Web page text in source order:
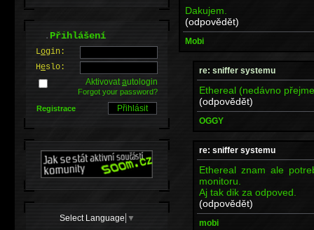
Dakujem.
(odpovědět)
Mobi
re: sniffer systemu
Ethereal (nedávno
(odpovědět)
OGGY
re: sniffer systemu
Ethereal znam ale
monitoru.
Aj tak dik za odpoved.
(odpovědět)
mobi
.Přihlášení
Login:
Heslo:
Aktivovatautologin
Forgot your password?
Registrace
Select Language ▼